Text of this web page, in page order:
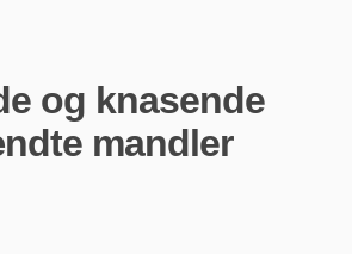
og knasende
mandler